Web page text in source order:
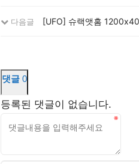
다음글 [UFO] 슈랙앳홈
댓글 0
등록된 댓글이 없습니다.